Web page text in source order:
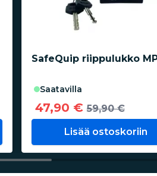
SafeQuip riippulukko
saatavilla
47,90 € 59,90 €
Lisää ostoskoriin